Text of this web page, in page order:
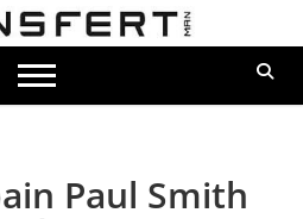
Paul Smith